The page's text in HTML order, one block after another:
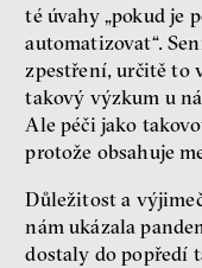
té úvahy „pokud je
automatizovat“.
zpestření, určitě to
takový výzkum u
Ale péči jako
protože obsahuje
Důležitost a
nám ukázala
dostaly do popředí